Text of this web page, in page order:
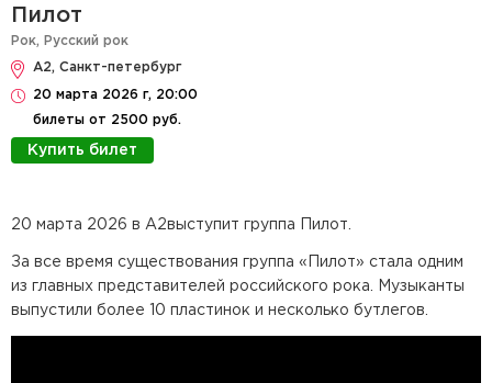
Пилот
Рок, Русский рок
А2, Санкт-петербург
20 марта 2026 г, 20:00
билеты от 2500 руб.
Купить билет
20 марта 2026 в А2выступит группа Пилот.
За все время существования группа «Пилот» стала одним
из главных представителей российского рока. Музыканты
выпустили более 10 пластинок и несколько бутлегов.